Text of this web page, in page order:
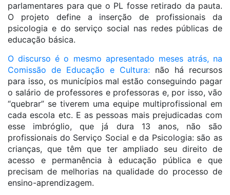
parlamentares para que o PL fosse retirado da pauta.
O projeto define a inserção de profissionais da
psicologia e do serviço social nas redes públicas de
educação básica.
O discurso é o mesmo apresentado meses atrás, na
Comissão de Educação e Cultura: não há recursos
para isso, os municípios mal estão conseguindo pagar
o salário de professores e professoras e, por isso, vão
“quebrar” se tiverem uma equipe multiprofissional em
cada escola etc. E as pessoas mais prejudicadas com
esse imbróglio, que já dura 13 anos, não são
profissionais do Serviço Social e da Psicologia: são as
crianças, que têm que ter ampliado seu direito de
acesso e permanência à educação pública e que
precisam de melhorias na qualidade do processo de
ensino-aprendizagem.